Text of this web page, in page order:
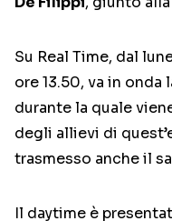
Su Real Time, dal
ore 13.50, va in
durante la quale
degli allievi di
trasmesso anche il
Il daytime è